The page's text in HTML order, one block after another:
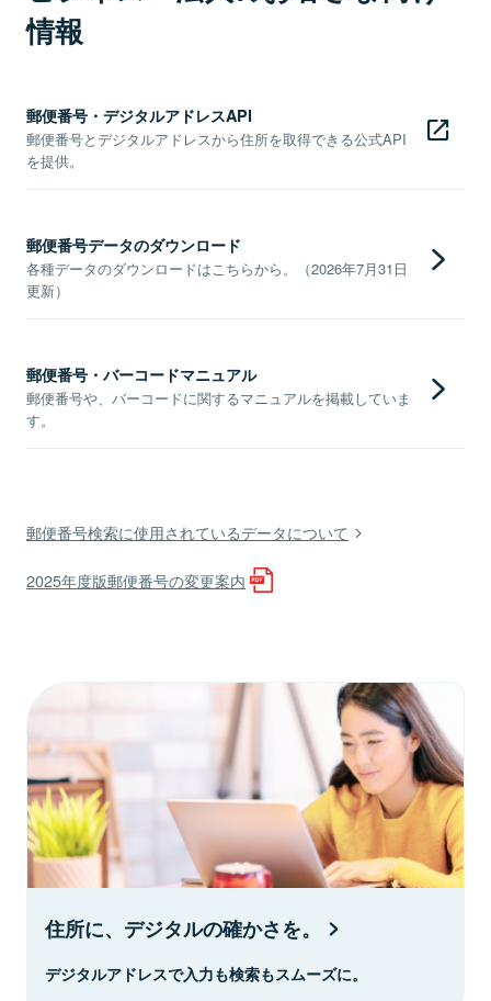
情報
郵便番号・デジタルアドレスAPI
郵便番号とデジタルアドレスから住所を取得できる公式API
を提供。
郵便番号データのダウンロード
各種データのダウンロードはこちらから。（2026年7月31日
更新）
郵便番号・バーコードマニュアル
郵便番号や、バーコードに関するマニュアルを掲載していま
す。
郵便番号検索に使用されているデータについて
2025年度版郵便番号の変更案内
住所に、デジタルの確かさを。
デジタルアドレスで入力も検索もスムーズに。